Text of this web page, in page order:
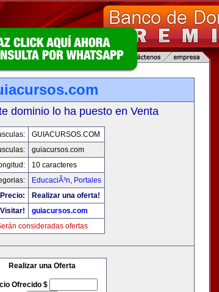
dominio lo ha puesto en Venta
GUIACURSOS.COM
guiacursos.com
10 caracteres
EducaciÃ³n, Portales
Precio:
Realizar una oferta!
Visitar!
guiacursos.com
consideradas ofertas
Realizar una Oferta
Ofrecido $